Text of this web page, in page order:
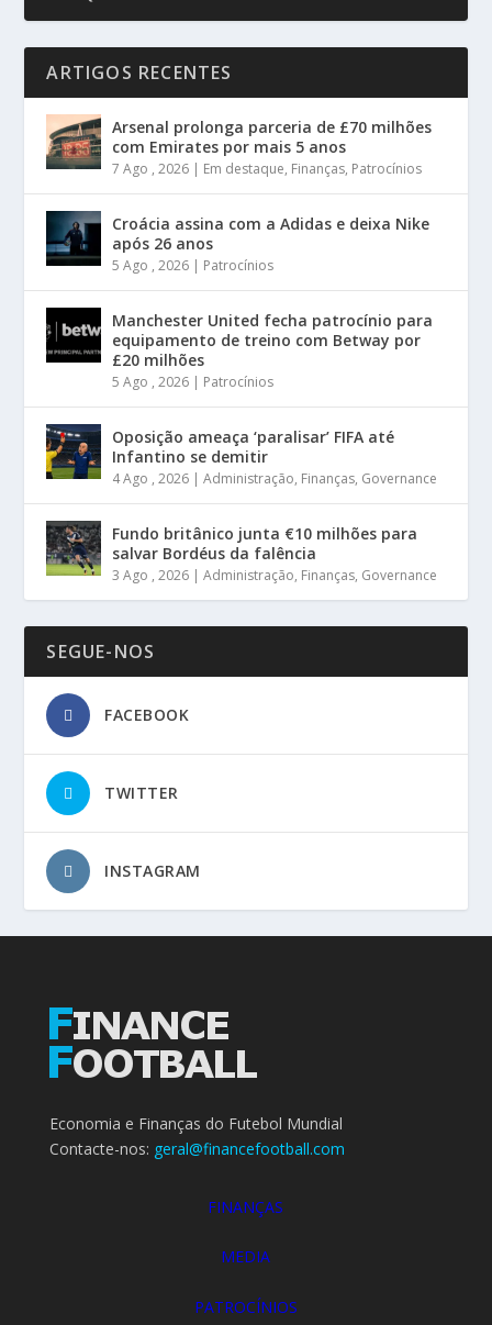
ARTIGOS RECENTES
Arsenal prolonga parceria de £70 milhões
com Emirates por mais 5 anos
7 Ago , 2026 | Em destaque, Finanças, Patrocínios
Croácia assina com a Adidas e deixa Nike
após 26 anos
5 Ago , 2026 | Patrocínios
Manchester United fecha patrocínio para
equipamento de treino com Betway por
£20 milhões
5 Ago , 2026 | Patrocínios
Oposição ameaça ‘paralisar’ FIFA até
Infantino se demitir
4 Ago , 2026 |Administração, Finanças, Governance
Fundo britânico junta €10 milhões para
salvar Bordéus da falência
3 Ago , 2026 |Administração, Finanças, Governance
SEGUE-NOS
FACEBOOK
TWITTER
INSTAGRAM
Economia e Finanças do Futebol Mundial
Contacte-nos: geral@financefootball.com
FINANÇAS
MEDIA
PATROCÍNIOS